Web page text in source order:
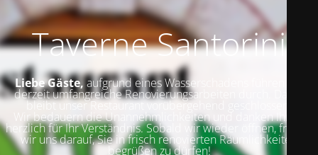
Taverne Santorini
Liebe Gäste,aufgrund eines Wasserschadens führen wir
derzeit umfangreiche Renovierungsarbeiten durch. Daher
bleibt unser Restaurant vorübergehend geschlossen.
Wir bedauern die Unannehmlichkeiten und danken Ihnen
herzlich für Ihr Verständnis. Sobald wir wieder öffnen, freuen
wir uns darauf, Sie in frisch renovierten Räumlichkeiten
begrüßen zu dürfen!